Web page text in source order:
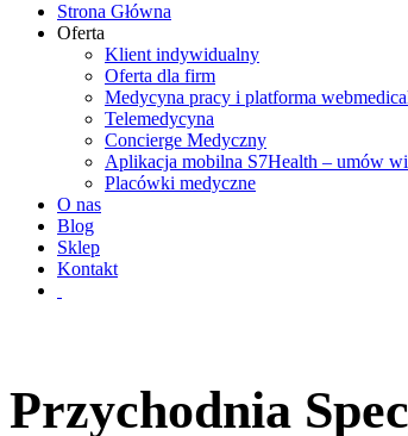
Strona Główna
Oferta
Klient indywidualny
Oferta dla firm
Medycyna pracy i platforma
Telemedycyna
Concierge Medyczny
Aplikacja mobilna S7Health – umów
Placówki medyczne
O nas
Blog
Sklep
Kontakt
Przychodnia